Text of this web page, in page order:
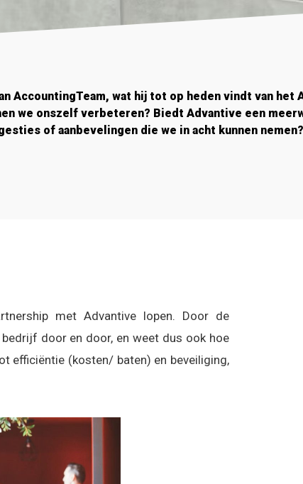
AccountingTeam, wat hij tot op heden vindt van het
we onszelf verbeteren? Biedt Advantive een
of aanbevelingen die we in acht kunnen nemen?
met Advantive lopen. Door de
door en door, en weet dus ook hoe
efficiëntie (kosten/ baten) en beveiliging,